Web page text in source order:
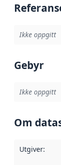
Ikke oppgitt
Gebyr
Ikke oppgitt
Om
Utgiver: